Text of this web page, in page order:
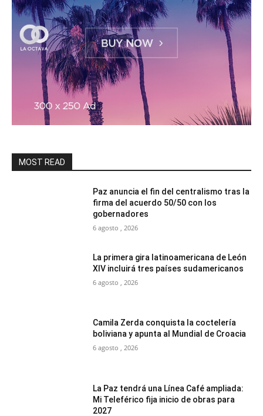
MOST READ
Paz anuncia el fin del centralismo tras la
firma del acuerdo 50/50 con los
gobernadores
6 agosto , 2026
La primera gira latinoamericana de León
XIV incluirá tres países sudamericanos
6 agosto , 2026
Camila Zerda conquista la coctelería
boliviana y apunta al Mundial de Croacia
6 agosto , 2026
La Paz tendrá una Línea Café ampliada:
Mi Teleférico fija inicio de obras para
2027